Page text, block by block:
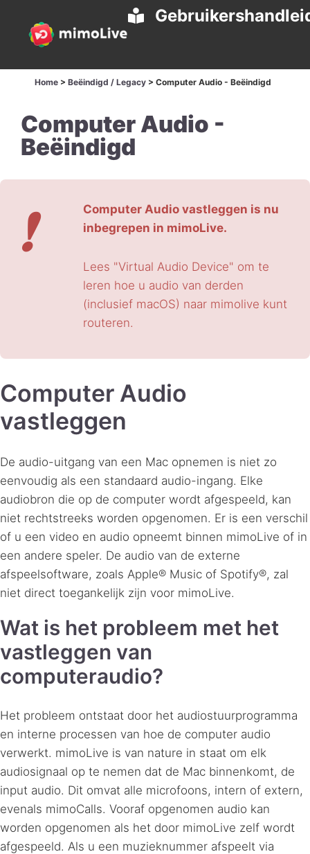
Home > Beëindigd / Legacy > Computer Audio - Beëindigd
Computer Audio -
Beëindigd
❗
Computer Audio vastleggen is nu
inbegrepen in mimoLive.
Lees "Virtual Audio Device" om te
leren hoe u audio van derden
(inclusief macOS) naar mimolive kunt
routeren.
Computer Audio
vastleggen
De audio-uitgang van een Mac opnemen is niet zo
eenvoudig als een standaard audio-ingang. Elke
audiobron die op de computer wordt afgespeeld, kan
niet rechtstreeks worden opgenomen. Er is een verschil
of u een video en audio opneemt binnen mimoLive of in
een andere speler. De audio van de externe
afspeelsoftware, zoals Apple® Music of Spotify®, zal
niet direct toegankelijk zijn voor mimoLive.
Wat is het probleem met het
vastleggen van
computeraudio?
Het probleem ontstaat door het audiostuurprogramma
en interne processen van hoe de computer audio
verwerkt. mimoLive is van nature in staat om elk
audiosignaal op te nemen dat de Mac binnenkomt, de
input audio. Dit omvat alle microfoons, intern of extern,
evenals mimoCalls. Vooraf opgenomen audio kan
worden opgenomen als het door mimoLive zelf wordt
afgespeeld. Als u een muzieknummer afspeelt via